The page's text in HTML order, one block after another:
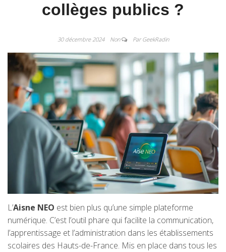
collèges publics ?
30 décembre 2024 Non Par GeekRadin
L’Aisne NEO est bien plus qu’une simple plateforme
numérique. C’est l’outil phare qui facilite la communication,
l’apprentissage et l’administration dans les établissements
scolaires des Hauts-de-France. Mis en place dans tous les